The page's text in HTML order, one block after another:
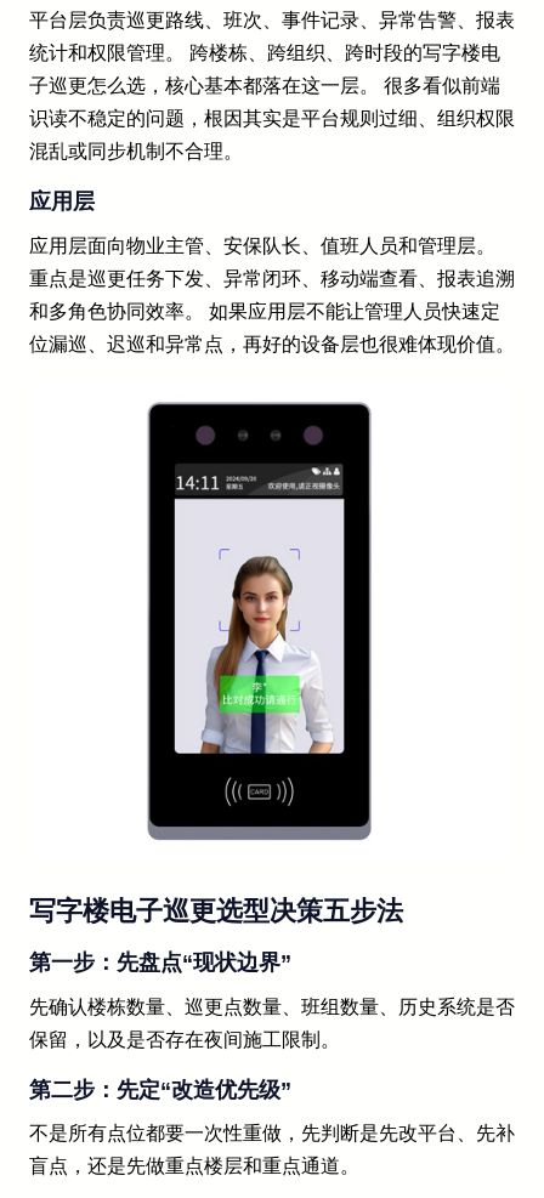
平台层负责巡更路线、班次、事件记录、异常告警、报表
统计和权限管理。 跨楼栋、跨组织、跨时段的写字楼电
子巡更怎么选，核心基本都落在这一层。 很多看似前端
识读不稳定的问题，根因其实是平台规则过细、组织权限
混乱或同步机制不合理。
应用层
应用层面向物业主管、安保队长、值班人员和管理层。
重点是巡更任务下发、异常闭环、移动端查看、报表追溯
和多角色协同效率。 如果应用层不能让管理人员快速定
位漏巡、迟巡和异常点，再好的设备层也很难体现价值。
写字楼电子巡更选型决策五步法
第一步：先盘点“现状边界”
先确认楼栋数量、巡更点数量、班组数量、历史系统是否
保留，以及是否存在夜间施工限制。
第二步：先定“改造优先级”
不是所有点位都要一次性重做，先判断是先改平台、先补
盲点，还是先做重点楼层和重点通道。